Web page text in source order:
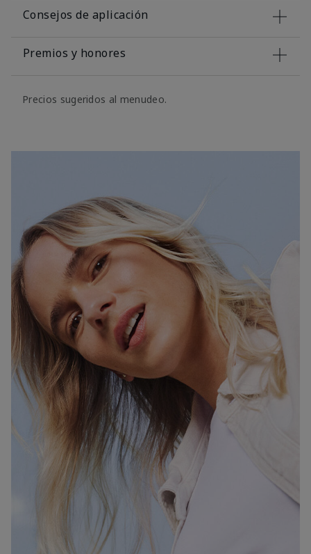
Consejos de aplicación
Premios y honores
Precios sugeridos al menudeo.